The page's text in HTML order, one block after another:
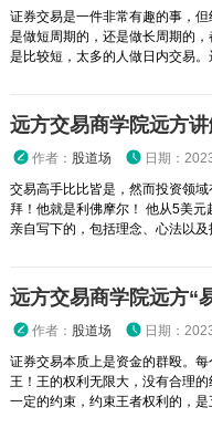
证券交易是一件非常有趣的事，
是做短周期的，还是做长周期的
是比较短，太多的人做日内交易
作者： 股道场 日期：
交易高手比比皆是，然而投资领
拜！他就是利佛摩尔！ 他从5美
亲自写下的，包括理念、心法以及
远方交易商学院远方“
作者： 股道场 日期：
证券交易本质上是资金的群殴。
王！王的权利无限大，没有合理
一定的约束，约束王者权利的，